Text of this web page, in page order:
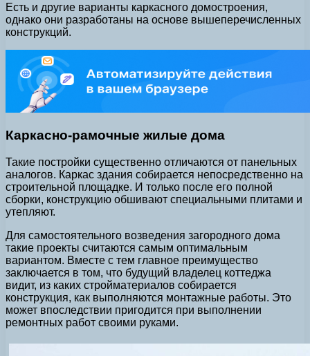
Есть и другие варианты каркасного домостроения,
однако они разработаны на основе вышеперечисленных
конструкций.
Каркасно-рамочные жилые дома
Такие постройки существенно отличаются от панельных
аналогов. Каркас здания собирается непосредственно на
строительной площадке. И только после его полной
сборки, конструкцию обшивают специальными плитами и
утепляют.
Для самостоятельного возведения загородного дома
такие проекты считаются самым оптимальным
вариантом. Вместе с тем главное преимущество
заключается в том, что будущий владелец коттеджа
видит, из каких стройматериалов собирается
конструкция, как выполняются монтажные работы. Это
может впоследствии пригодится при выполнении
ремонтных работ своими руками.